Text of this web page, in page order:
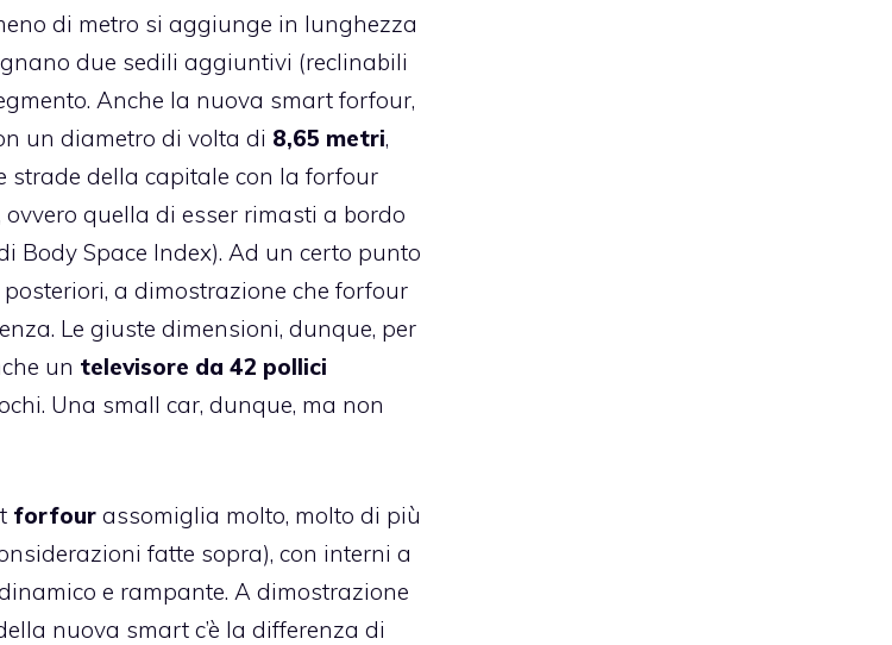
di metro si aggiunge in lunghezza
due sedili aggiuntivi (reclinabili
Anche la nuova smart forfour,
un diametro di volta di 8,65 metri,
strade della capitale con la forfour
quella di esser rimasti a bordo
Body Space Index). Ad un certo punto
a dimostrazione che forfour
Le giuste dimensioni, dunque, per
un televisore da 42 pollici
Una small car, dunque, ma non
forfour assomiglia molto, molto di più
fatte sopra), con interni a
e rampante. A dimostrazione
nuova smart c’è la differenza di